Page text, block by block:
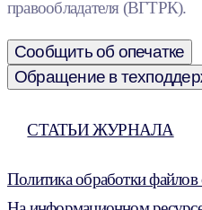
правообладателя (ВГТРК).
Сообщить об опечатке
Обращение в
СТАТЬИ ЖУРНАЛА
Политика обработки файлов